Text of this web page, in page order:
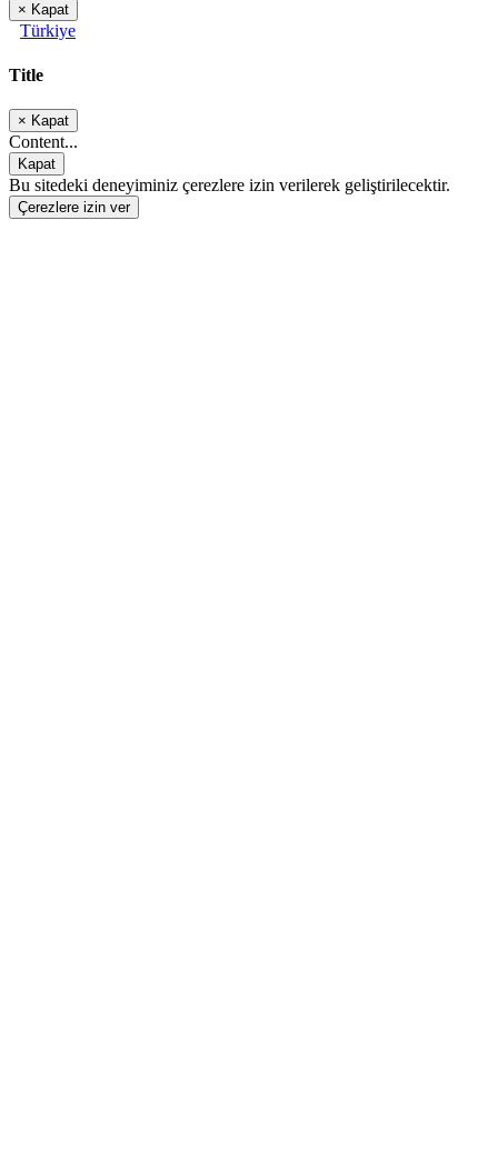
× Kapat
Türkiye
Title
× Kapat
Content...
Kapat
Bu sitedeki deneyiminiz çerezlere izin verilerek geliştirilecektir.
Çerezlere izin ver